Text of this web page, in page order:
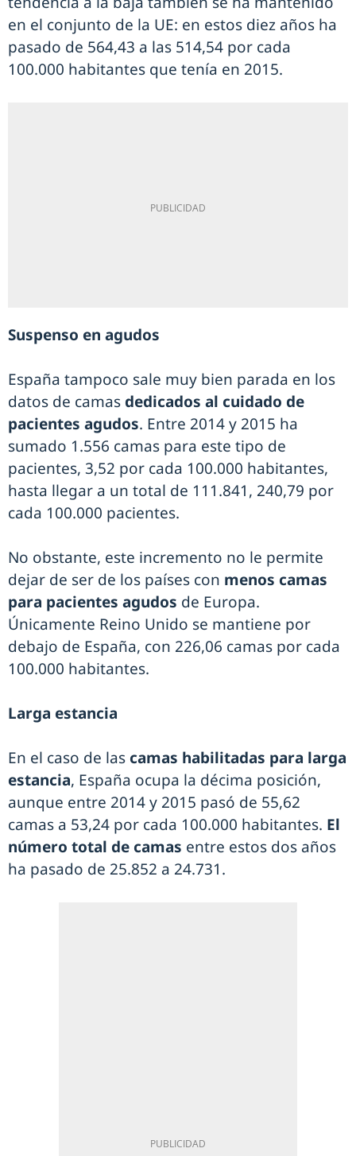
en el conjunto de la UE: en estos diez años ha
pasado de 564,43 a las 514,54 por cada
100.000 habitantes que tenía en 2015.
Suspenso en agudos
España tampoco sale muy bien parada en los
datos de camas dedicados al cuidado de
pacientes agudos. Entre 2014 y 2015 ha
sumado 1.556 camas para este tipo de
pacientes, 3,52 por cada 100.000 habitantes,
hasta llegar a un total de 111.841, 240,79 por
cada 100.000 pacientes.
No obstante, este incremento no le permite
dejar de ser de los países con menos camas
para pacientes agudos de Europa.
Únicamente Reino Unido se mantiene por
debajo de España, con 226,06 camas por cada
100.000 habitantes.
Larga estancia
En el caso de las camas habilitadas para larga
estancia, España ocupa la décima posición,
aunque entre 2014 y 2015 pasó de 55,62
camas a 53,24 por cada 100.000 habitantes. El
número total de camas entre estos dos años
ha pasado de 25.852 a 24.731.